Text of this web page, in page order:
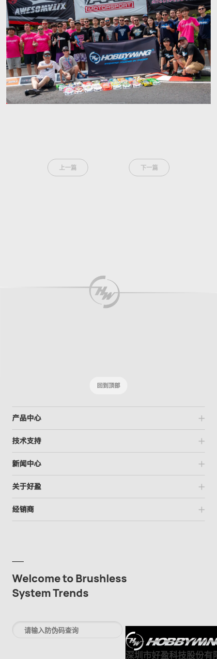
上一篇 下一篇
回到顶部
产品中心
技术支持
新闻中心
关于好盈
经销商
Welcome to Brushless
System Trends
深圳市好盈科技股份有